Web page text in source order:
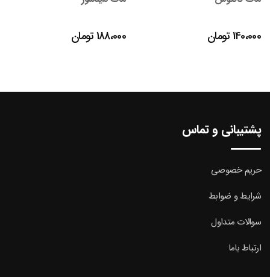
140،000تومان 188،000تومان
پشتیبانی و تماس
حریم خصوصی
شرایط و ضوابط
سوالات متداول
ارتباط باما